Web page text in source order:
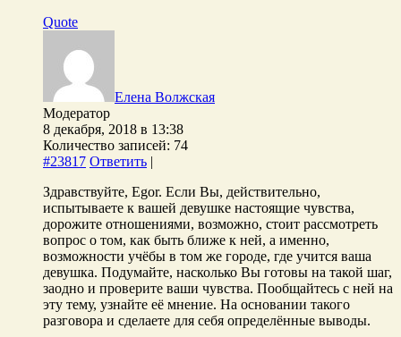
Quote
Елена Волжская
Модератор
8 декабря, 2018 в 13:38
Количество записей: 74
#23817 Ответить |
Здравствуйте, Egor. Если Вы, действительно,
испытываете к вашей девушке настоящие чувства,
дорожите отношениями, возможно, стоит рассмотреть
вопрос о том, как быть ближе к ней, а именно,
возможности учёбы в том же городе, где учится ваша
девушка. Подумайте, насколько Вы готовы на такой шаг,
заодно и проверите ваши чувства. Пообщайтесь с ней на
эту тему, узнайте её мнение. На основании такого
разговора и сделаете для себя определённые выводы.